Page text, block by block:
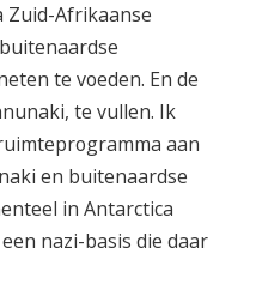
Zuid-Afrikaanse
te voeden. En de
te vullen. Ik
aan
en buitenaardse
in Antarctica
nazi-basis die daar